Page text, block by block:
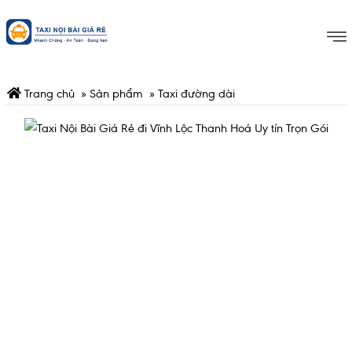
Trang chủ » Sản phẩm » Taxi đường dài